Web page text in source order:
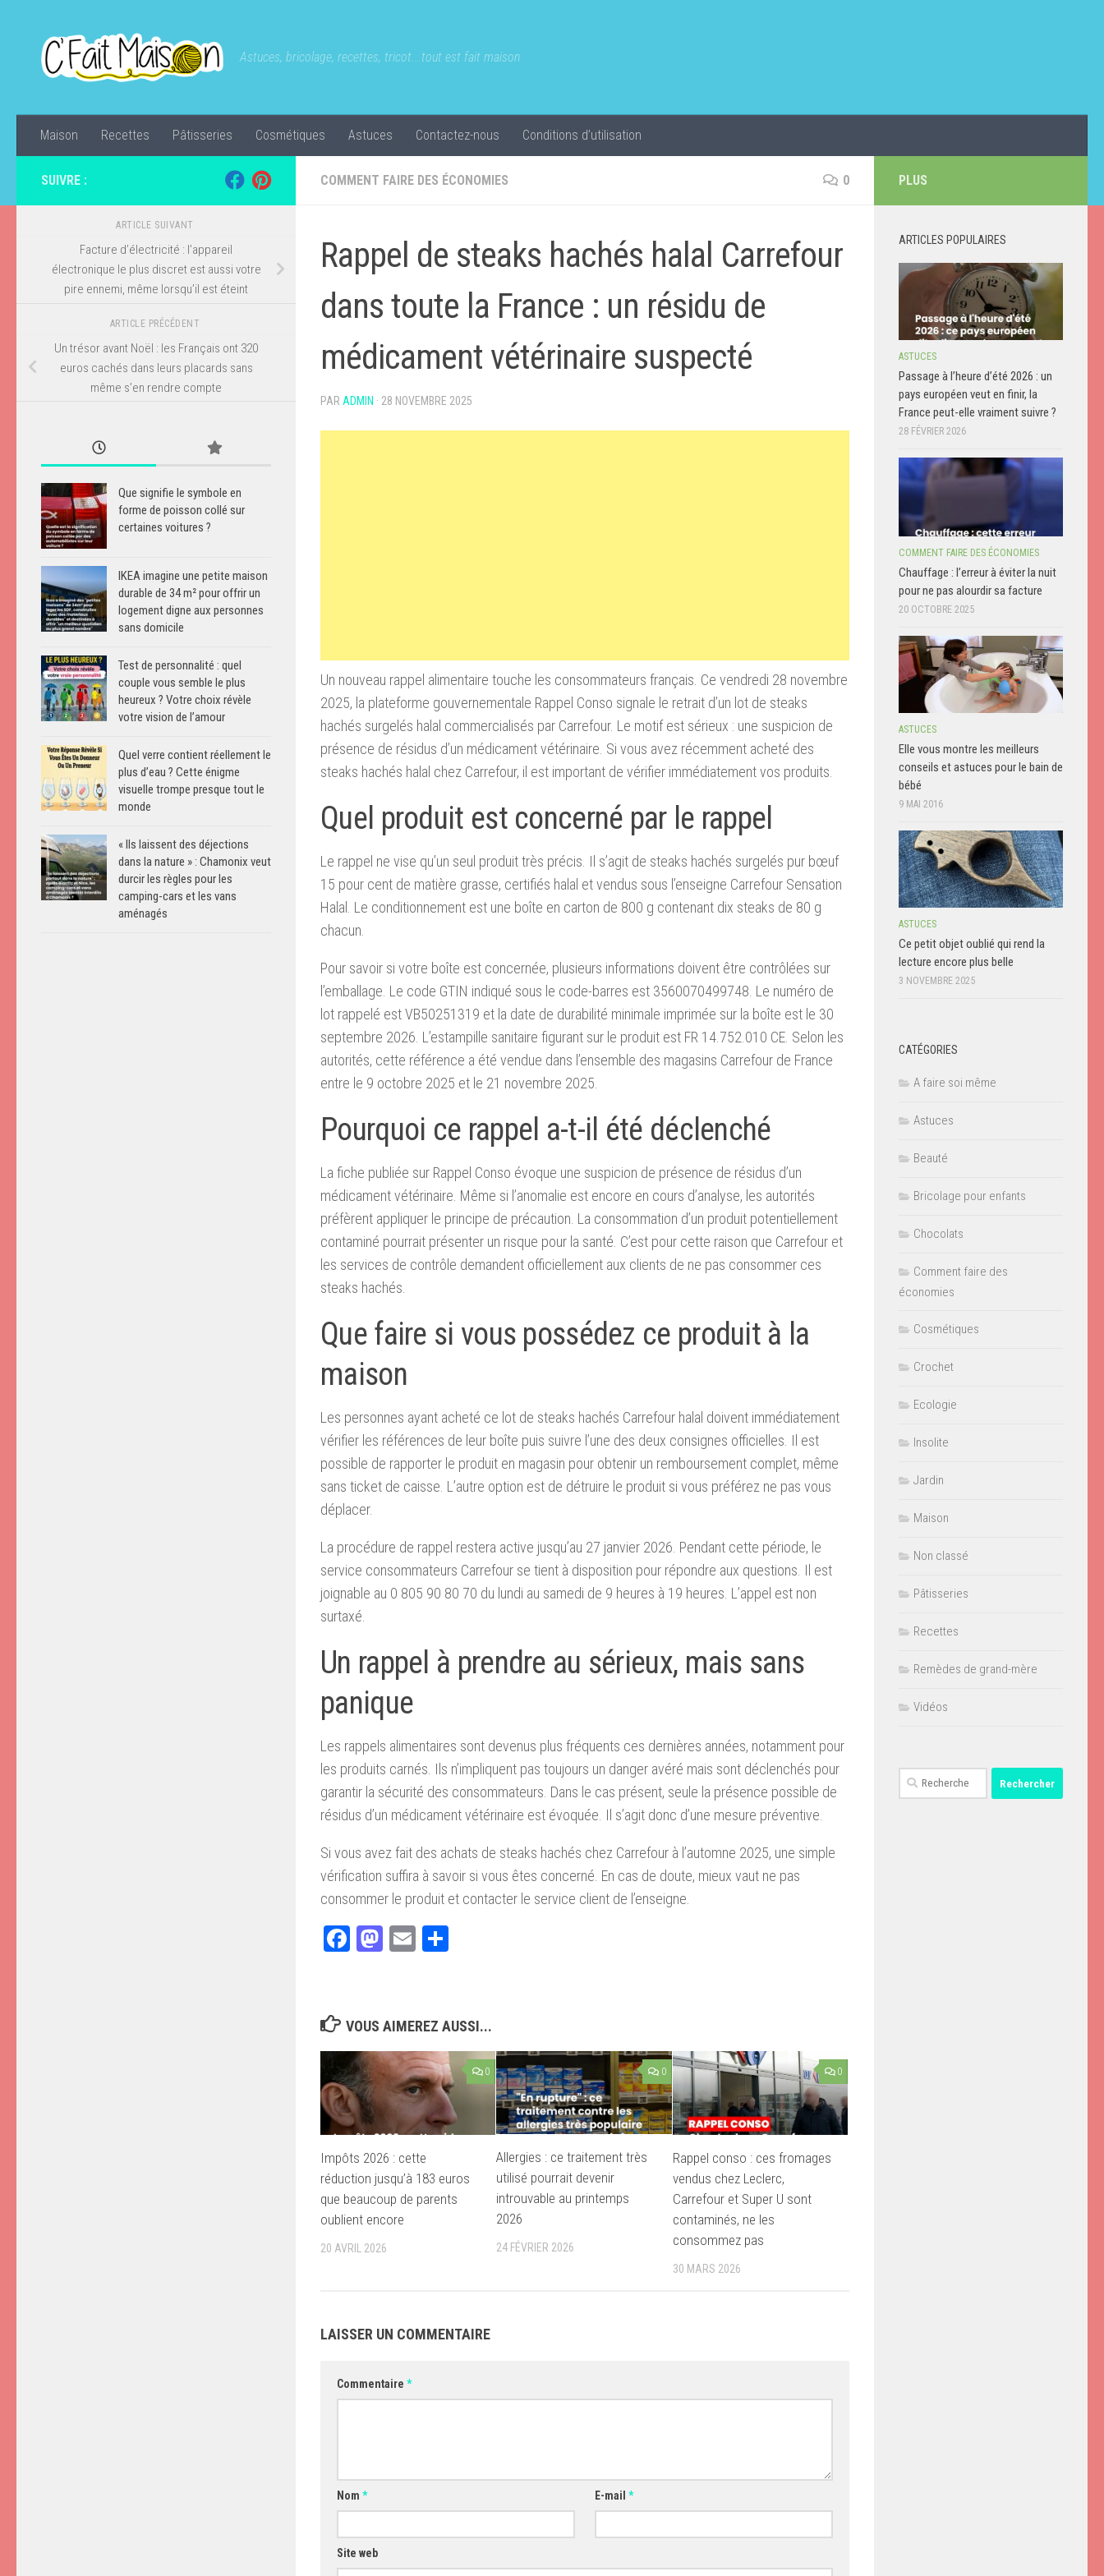
Astuces, bricolage, recettes, tricot...tout est fait maison
Maison Recettes Pâtisseries Cosmétiques Astuces Contactez-nous Conditions d’utilisation
COMMENT FAIRE DES ÉCONOMIES 0
Rappel de steaks hachés halal Carrefour
dans toute la France : un résidu de
médicament vétérinaire suspecté
PAR ADMIN · 28 NOVEMBRE 2025
Un nouveau rappel alimentaire touche les consommateurs français. Ce vendredi 28 novembre
2025, la plateforme gouvernementale Rappel Conso signale le retrait d’un lot de steaks
hachés surgelés halal commercialisés par Carrefour. Le motif est sérieux : une suspicion de
présence de résidus d’un médicament vétérinaire. Si vous avez récemment acheté des
steaks hachés halal chez Carrefour, il est important de vérifier immédiatement vos produits.
Quel produit est concerné par le rappel
Le rappel ne vise qu’un seul produit très précis. Il s’agit de steaks hachés surgelés pur bœuf
15 pour cent de matière grasse, certifiés halal et vendus sous l’enseigne Carrefour Sensation
Halal. Le conditionnement est une boîte en carton de 800 g contenant dix steaks de 80 g
chacun.
Pour savoir si votre boîte est concernée, plusieurs informations doivent être contrôlées sur
l’emballage. Le code GTIN indiqué sous le code-barres est 3560070499748. Le numéro de
lot rappelé est VB50251319 et la date de durabilité minimale imprimée sur la boîte est le 30
septembre 2026. L’estampille sanitaire figurant sur le produit est FR 14.752.010 CE. Selon les
autorités, cette référence a été vendue dans l’ensemble des magasins Carrefour de France
entre le 9 octobre 2025 et le 21 novembre 2025.
Pourquoi ce rappel a-t-il été déclenché
La fiche publiée sur Rappel Conso évoque une suspicion de présence de résidus d’un
médicament vétérinaire. Même si l’anomalie est encore en cours d’analyse, les autorités
préfèrent appliquer le principe de précaution. La consommation d’un produit potentiellement
contaminé pourrait présenter un risque pour la santé. C’est pour cette raison que Carrefour et
les services de contrôle demandent officiellement aux clients de ne pas consommer ces
steaks hachés.
Que faire si vous possédez ce produit à la
maison
Les personnes ayant acheté ce lot de steaks hachés Carrefour halal doivent immédiatement
vérifier les références de leur boîte puis suivre l’une des deux consignes officielles. Il est
possible de rapporter le produit en magasin pour obtenir un remboursement complet, même
sans ticket de caisse. L’autre option est de détruire le produit si vous préférez ne pas vous
déplacer.
La procédure de rappel restera active jusqu’au 27 janvier 2026. Pendant cette période, le
service consommateurs Carrefour se tient à disposition pour répondre aux questions. Il est
joignable au 0 805 90 80 70 du lundi au samedi de 9 heures à 19 heures. L’appel est non
surtaxé.
Un rappel à prendre au sérieux, mais sans
panique
Les rappels alimentaires sont devenus plus fréquents ces dernières années, notamment pour
les produits carnés. Ils n’impliquent pas toujours un danger avéré mais sont déclenchés pour
garantir la sécurité des consommateurs. Dans le cas présent, seule la présence possible de
résidus d’un médicament vétérinaire est évoquée. Il s’agit donc d’une mesure préventive.
Si vous avez fait des achats de steaks hachés chez Carrefour à l’automne 2025, une simple
vérification suffira à savoir si vous êtes concerné. En cas de doute, mieux vaut ne pas
consommer le produit et contacter le service client de l’enseigne.
Facebook
Mastodon
Email
VOUS AIMEREZ AUSSI...
0
Impôts 2026 : cette
réduction jusqu’à 183 euros
que beaucoup de parents
oublient encore
20 AVRIL 2026
0
Allergies : ce traitement très
utilisé pourrait devenir
introuvable au printemps
2026
24 FÉVRIER 2026
0
Rappel conso : ces fromages
vendus chez Leclerc,
Carrefour et Super U sont
contaminés, ne les
consommez pas
30 MARS 2026
LAISSER UN COMMENTAIRE
Commentaire *
Nom * E-mail*
Site web
SUIVRE :
ARTICLE SUIVANT
Facture d’électricité : l’appareil
électronique le plus discret est aussi votre
pire ennemi, même lorsqu’il est éteint
ARTICLE PRÉCÉDENT
Un trésor avant Noël : les Français ont 320
euros cachés dans leurs placards sans
même s’en rendre compte
Que signifie le symbole en
forme de poisson collé sur
certaines voitures ?
IKEA imagine une petite maison
durable de 34 m² pour offrir un
logement digne aux personnes
sans domicile
Test de personnalité : quel
couple vous semble le plus
heureux ? Votre choix révèle
votre vision de l’amour
Quel verre contient réellement le
plus d’eau ? Cette énigme
visuelle trompe presque tout le
monde
« Ils laissent des déjections
dans la nature » : Chamonix veut
durcir les règles pour les
camping-cars et les vans
aménagés
PLUS
ARTICLES POPULAIRES
ASTUCES
Passage à l’heure d’été 2026 : un
pays européen veut en finir, la
France peut-elle vraiment suivre ?
28 FÉVRIER 2026
COMMENT FAIRE DES ÉCONOMIES
Chauffage : l’erreur à éviter la nuit
pour ne pas alourdir sa facture
20 OCTOBRE 2025
ASTUCES
Elle vous montre les meilleurs
conseils et astuces pour le bain de
bébé
9 MAI 2016
ASTUCES
Ce petit objet oublié qui rend la
lecture encore plus belle
3 NOVEMBRE 2025
CATÉGORIES
A faire soi même
Astuces
Beauté
Bricolage pour enfants
Chocolats
Comment faire des
économies
Cosmétiques
Crochet
Ecologie
Insolite
Jardin
Maison
Non classé
Pâtisseries
Recettes
Remèdes de grand-mère
Vidéos
Rechercher :